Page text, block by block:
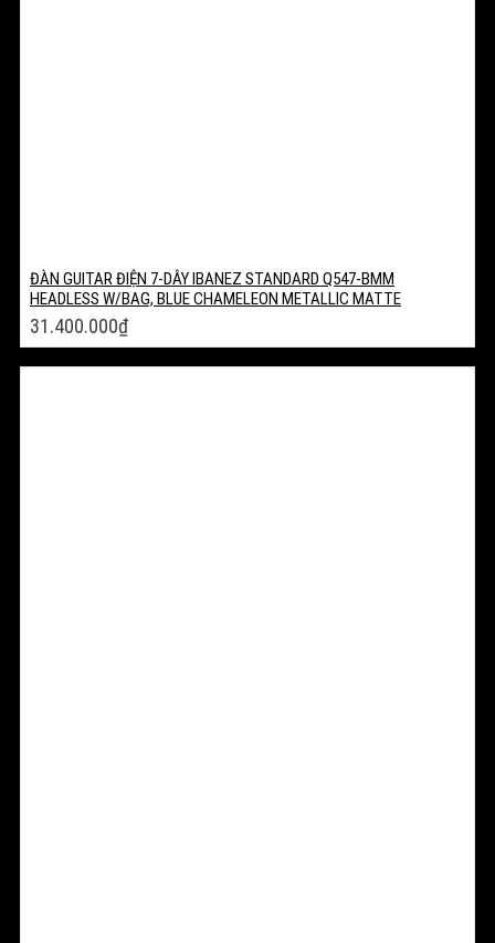
ĐÀN GUITAR ĐIỆN 7-DÂY IBANEZ STANDARD Q547-BMM
HEADLESS W/BAG, BLUE CHAMELEON METALLIC MATTE
31.400.000₫